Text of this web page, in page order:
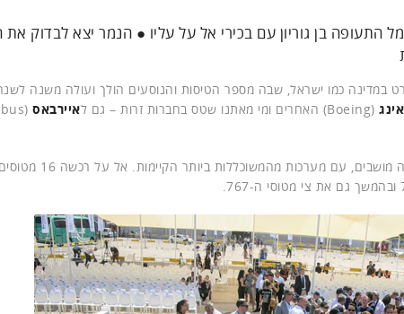
התעופה בן גוריון עם בכירי אל על עליו ● הנמר יצא לבדוק
במדינה כמו ישראל, שבה מספר הטיסות והנוסעים הולך ועולה משנה
(Boeing) האחרים ומי מאתנו שטס בחברות זרות – גם ל איירבאס (Airbus), אבל הרכש החדש של